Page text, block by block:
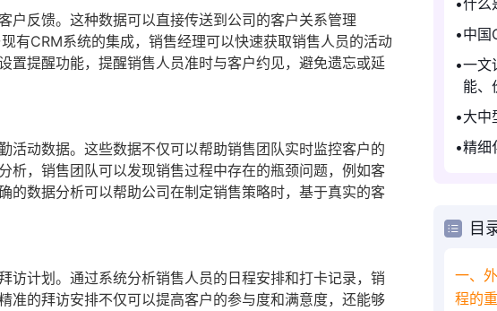
户反馈。这种数据可以直接传送到公司的客户关系管理
有CRM系统的集成，销售经理可以快速获取销售人员的活动
置提醒功能，提醒销售人员准时与客户约见，避免遗忘或延
活动数据。这些数据不仅可以帮助销售团队实时监控客户的
析，销售团队可以发现销售过程中存在的瓶颈问题，例如客
的数据分析可以帮助公司在制定销售策略时，基于真实的客
访计划。通过系统分析销售人员的日程安排和打卡记录，销
准的拜访安排不仅可以提高客户的参与度和满意度，还能够
什么
中国
一文
能、
大中
精细
目
一、
程的